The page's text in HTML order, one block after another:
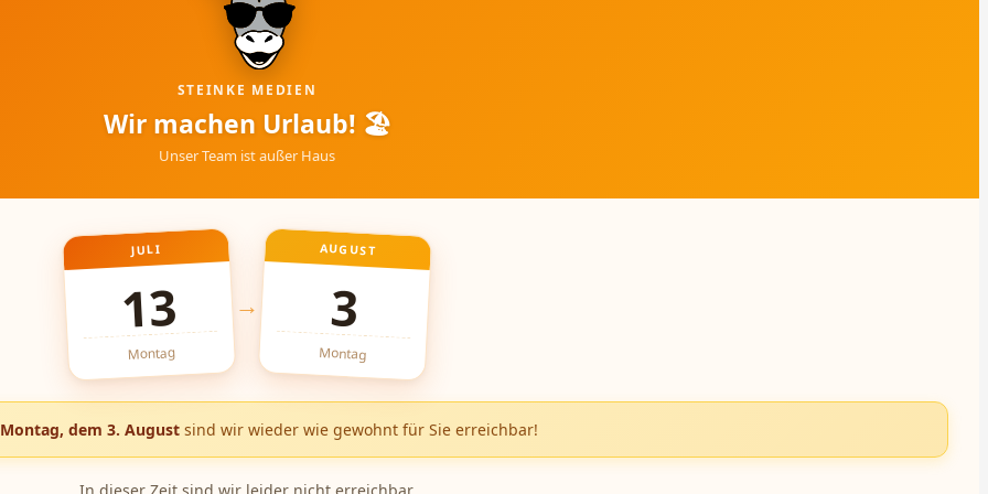
STEINKE MEDIEN
Wir machen Urlaub! 🏖
Unser Team ist außer Haus
JULI
13
Montag
→
AUGUST
3
Montag
dem 3. Augustsind wir wieder wie gewohnt für Sie erreichbar!